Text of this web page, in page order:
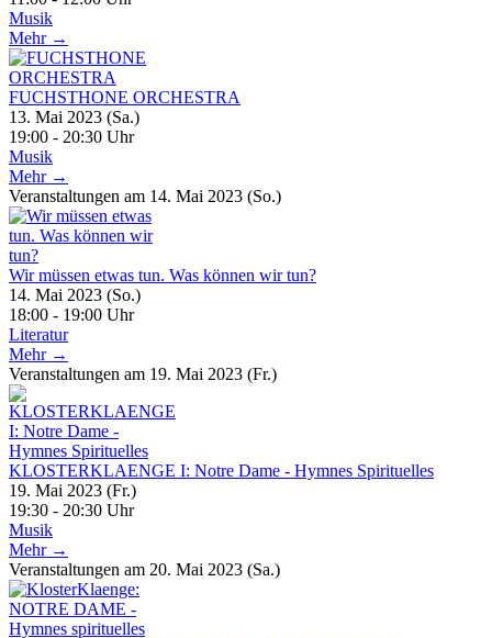
Musik
Mehr →
FUCHSTHONE ORCHESTRA
13. Mai 2023 (Sa.)
19:00 - 20:30 Uhr
Musik
Mehr →
Veranstaltungen am 14. Mai 2023 (So.)
Wir müssen etwas tun. Was können wir tun?
14. Mai 2023 (So.)
18:00 - 19:00 Uhr
Literatur
Mehr →
Veranstaltungen am 19. Mai 2023 (Fr.)
KLOSTERKLAENGE I: Notre Dame - Hymnes Spirituelles
19. Mai 2023 (Fr.)
19:30 - 20:30 Uhr
Musik
Mehr →
Veranstaltungen am 20. Mai 2023 (Sa.)